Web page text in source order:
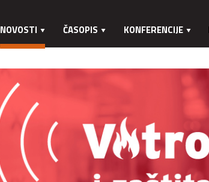
NOVOSTI ČASOPIS KONFERENCIJE